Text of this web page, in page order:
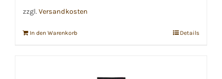
zzgl. Versandkosten
In den Warenkorb Details